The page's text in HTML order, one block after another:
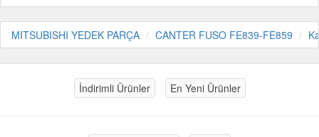
MITSUBISHI YEDEK PARÇA CANTER FUSO FE839-FE859
İndirimli Ürünler En Yeni Ürünler